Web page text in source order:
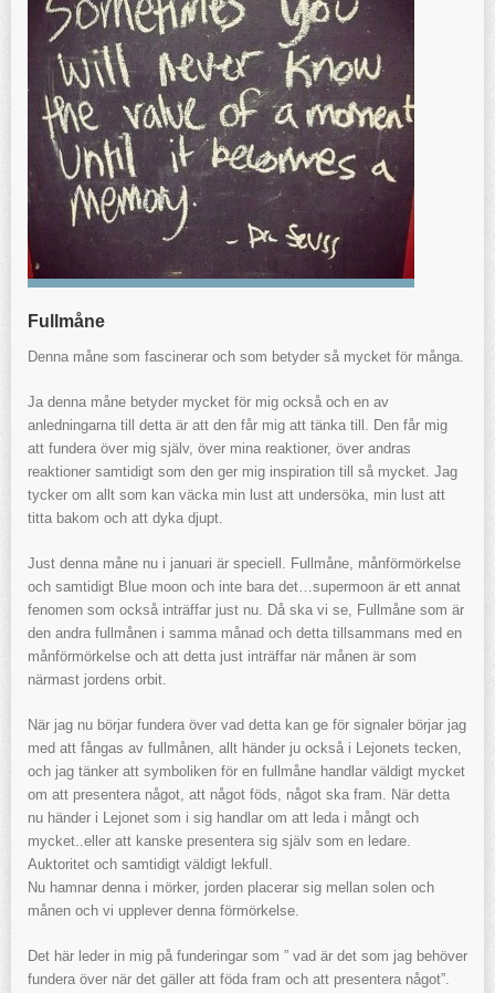
Fullmåne
Denna måne som fascinerar och som betyder så mycket för många.
Ja denna måne betyder mycket för mig också och en av
anledningarna till detta är att den får mig att tänka till. Den får mig
att fundera över mig själv, över mina reaktioner, över andras
reaktioner samtidigt som den ger mig inspiration till så mycket. Jag
tycker om allt som kan väcka min lust att undersöka, min lust att
titta bakom och att dyka djupt.
Just denna måne nu i januari är speciell. Fullmåne, månförmörkelse
och samtidigt Blue moon och inte bara det…supermoon är ett annat
fenomen som också inträffar just nu. Då ska vi se, Fullmåne som är
den andra fullmånen i samma månad och detta tillsammans med en
månförmörkelse och att detta just inträffar när månen är som
närmast jordens orbit.
När jag nu börjar fundera över vad detta kan ge för signaler börjar jag
med att fångas av fullmånen, allt händer ju också i Lejonets tecken,
och jag tänker att symboliken för en fullmåne handlar väldigt mycket
om att presentera något, att något föds, något ska fram. När detta
nu händer i Lejonet som i sig handlar om att leda i mångt och
mycket..eller att kanske presentera sig själv som en ledare.
Auktoritet och samtidigt väldigt lekfull.
Nu hamnar denna i mörker, jorden placerar sig mellan solen och
månen och vi upplever denna förmörkelse.
Det här leder in mig på funderingar som ” vad är det som jag behöver
fundera över när det gäller att föda fram och att presentera något”.